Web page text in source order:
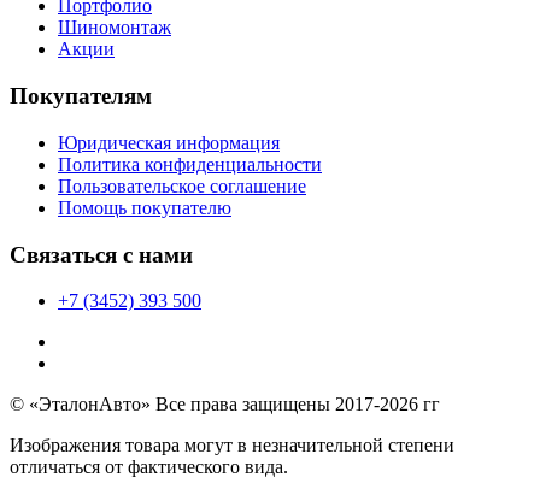
Портфолио
Шиномонтаж
Акции
Покупателям
Юридическая информация
Политика конфиденциальности
Пользовательское соглашение
Помощь покупателю
Связаться с нами
+7 (3452) 393 500
© «ЭталонАвто» Все права защищены 2017-2026 гг
Изображения товара могут в незначительной степени
отличаться от фактического вида.